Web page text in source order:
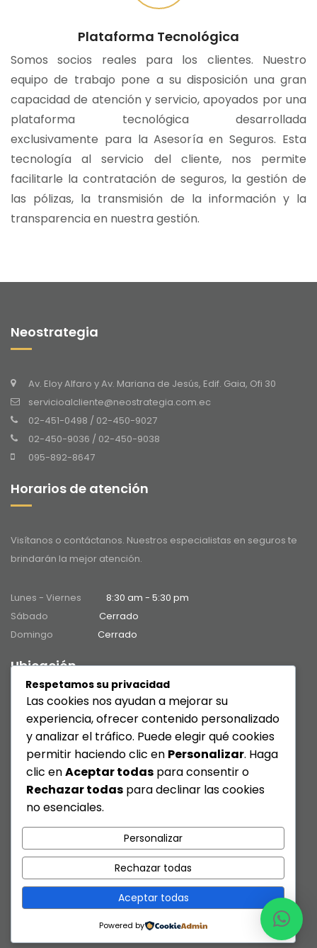
Plataforma Tecnológica
Somos socios reales para los clientes. Nuestro
equipo de trabajo pone a su disposición una gran
capacidad de atención y servicio, apoyados por una
plataforma tecnológica desarrollada
exclusivamente para la Asesoría en Seguros. Esta
tecnología al servicio del cliente, nos permite
facilitarle la contratación de seguros, la gestión de
las pólizas, la transmisión de la información y la
transparencia en nuestra gestión.
Neostrategia
Av. Eloy Alfaro y Av. Mariana de Jesús, Edif. Gaia, Ofi 30
servicioalcliente@neostrategia.com.ec
02-451-0498 / 02-450-9027
02-450-9036 / 02-450-9038
095-892-8647
Horarios de atención
Visítanos o contáctanos. Nuestros especialistas en seguros te
brindarán la mejor atención.
Lunes - Viernes
8:30 am - 5:30 pm
Sábado
Cerrado
Domingo
Cerrado
Ubicación
Copyright © 2019 Designed ByTouwolf Technologies
Respetamos su privacidad
Las cookies nos ayudan a mejorar su
experiencia, ofrecer contenido personalizado
y analizar el tráfico. Puede elegir qué cookies
permitir haciendo clic en Personalizar. Haga
clic enAceptar todas para consentir o
Rechazar todas para declinar las cookies
no esenciales.
Personalizar
Rechazar todas
Aceptar todas
Powered by